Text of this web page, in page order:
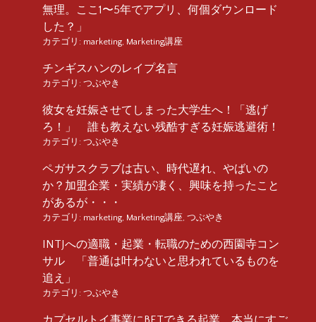
無理。ここ1〜5年でアプリ、何個ダウンロード
した？」
カテゴリ: marketing, Marketing講座
チンギスハンのレイプ名言
カテゴリ: つぶやき
彼女を妊娠させてしまった大学生へ！「逃げ
ろ！」 誰も教えない残酷すぎる妊娠逃避術！
カテゴリ: つぶやき
ペガサスクラブは古い、時代遅れ、やばいの
か？加盟企業・実績が凄く、興味を持ったこと
があるが・・・
カテゴリ: marketing, Marketing講座, つぶやき
INTJへの適職・起業・転職のための西園寺コン
サル 「普通は叶わないと思われているものを
追え」
カテゴリ: つぶやき